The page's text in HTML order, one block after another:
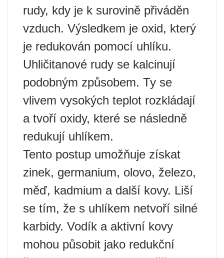
rudy, kdy je k surovině přiváděn
vzduch. Výsledkem je oxid, který
je redukován pomocí uhlíku.
Uhličitanové rudy se kalcinují
podobným způsobem. Ty se
vlivem vysokých teplot rozkládají
a tvoří oxidy, které se následně
redukují uhlíkem.
Tento postup umožňuje získat
zinek, germanium, olovo, železo,
měď, kadmium a další kovy. Liší
se tím, že s uhlíkem netvoří silné
karbidy. Vodík a aktivní kovy
mohou působit jako redukční